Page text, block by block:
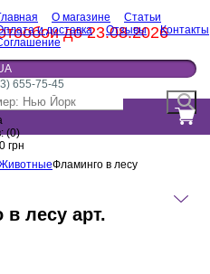
до 23.08.2026
О магазине
Статьи
и доставка
Отзывы
Контакты
655-75-45
(0)
0 грн
Фламинго в лесу
лесу арт.